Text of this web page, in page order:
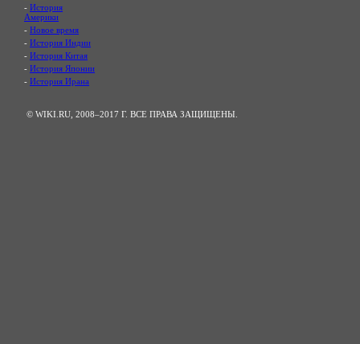
- История
Америки
- Новое время
- История Индии
- История Китая
- История Японии
- История Ирана
© WIKI.RU, 2008–2017 Г. ВСЕ ПРАВА ЗАЩИЩЕНЫ.